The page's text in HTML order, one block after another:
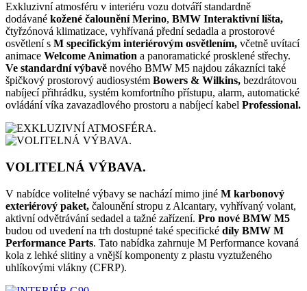
Exkluzivní atmosféru v interiéru vozu dotváří standardně
dodávané kožené čalounění Merino, BMW Interaktivní lišta,
čtyřzónová klimatizace, vyhřívaná přední sedadla a prostorové
osvětlení s M specifickým interiérovým osvětlením, včetně uvítací
animace Welcome Animation a panoramatické prosklené střechy.
Ve standardní výbavě nového BMW M5 najdou zákazníci také
špičkový prostorový audiosystém Bowers & Wilkins, bezdrátovou
nabíjecí přihrádku, systém komfortního přístupu, alarm, automatické
ovládání víka zavazadlového prostoru a nabíjecí kabel Professional.
VOLITELNÁ VÝBAVA.
V nabídce volitelné výbavy se nachází mimo jiné M karbonový
exteriérový paket, čalounění stropu z Alcantary, vyhřívaný volant,
aktivní odvětrávání sedadel a tažné zařízení. Pro nové BMW M5
budou od uvedení na trh dostupné také specifické díly BMW M
Performance Parts. Tato nabídka zahrnuje M Performance kovaná
kola z lehké slitiny a vnější komponenty z plastu vyztuženého
uhlíkovými vlákny (CFRP).